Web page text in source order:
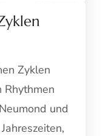
Zyklen
Rhythmen
und